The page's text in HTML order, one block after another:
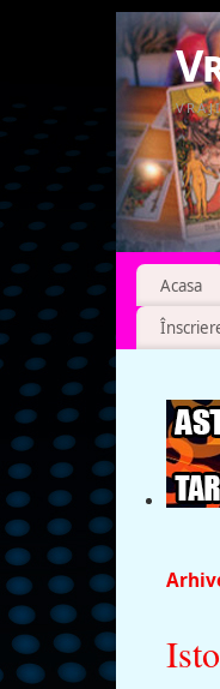
Acasa